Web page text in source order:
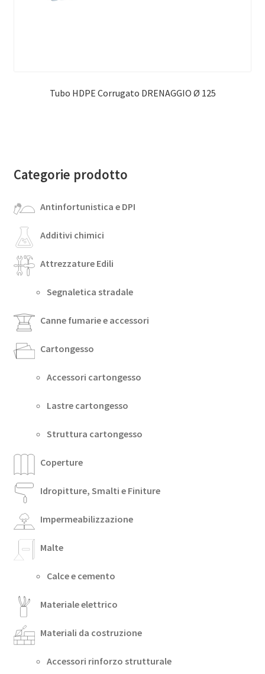
Tubo HDPE Corrugato DRENAGGIO Ø 125
Categorie prodotto
Antinfortunistica e DPI
Additivi chimici
Attrezzature Edili
Segnaletica stradale
Canne fumarie e accessori
Cartongesso
Accessori cartongesso
Lastre cartongesso
Struttura cartongesso
Coperture
Idropitture, Smalti e Finiture
Impermeabilizzazione
Malte
Calce e cemento
Materiale elettrico
Materiali da costruzione
Accessori rinforzo strutturale